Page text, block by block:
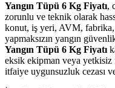
Yangın Tüpü 6 Kg Fiyatı,
zorunlu ve teknik olarak
konut, iş yeri, AVM, fabrika,
yapmaksızın yangın
Yangın Tüpü 6 Kg Fiyatı
eksik ekipman veya
itfaiye uygunsuzluk cezası